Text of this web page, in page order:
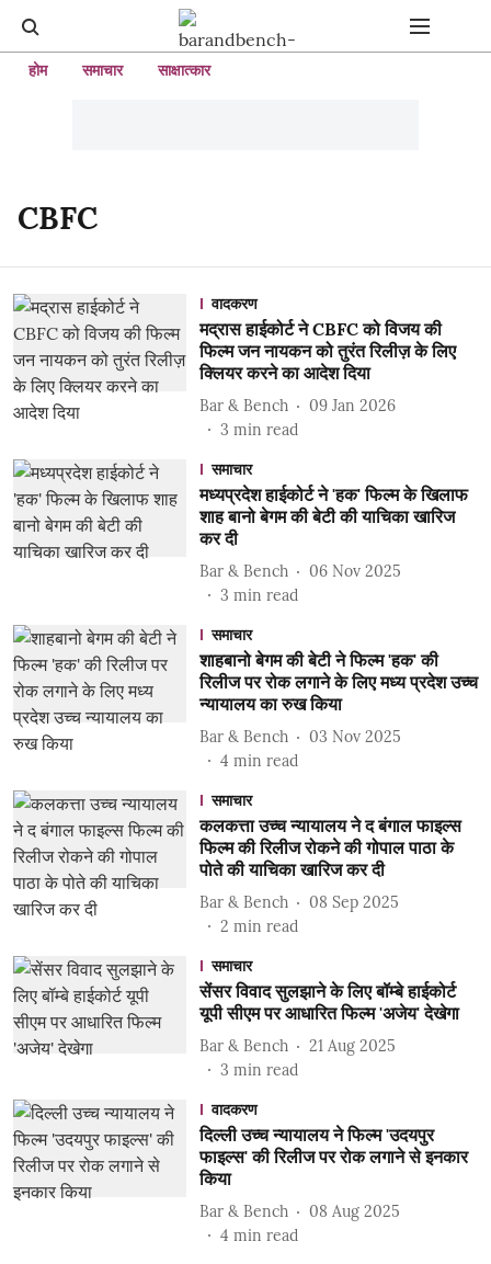
होम समाचार साक्षात्कार
CBFC
वादकरण
मद्रास हाईकोर्ट ने CBFC को विजय की
फिल्म जन नायकन को तुरंत रिलीज़ के लिए
क्लियर करने का आदेश दिया
Bar & Bench
09 Jan 2026
3 min read
समाचार
मध्यप्रदेश हाईकोर्ट ने 'हक' फिल्म के खिलाफ
शाह बानो बेगम की बेटी की याचिका खारिज
कर दी
Bar & Bench
06 Nov 2025
3 min read
समाचार
शाहबानो बेगम की बेटी ने फिल्म 'हक' की
रिलीज पर रोक लगाने के लिए मध्य प्रदेश उच्च
न्यायालय का रुख किया
Bar & Bench
03 Nov 2025
4 min read
समाचार
कलकत्ता उच्च न्यायालय ने द बंगाल फाइल्स
फिल्म की रिलीज रोकने की गोपाल पाठा के
पोते की याचिका खारिज कर दी
Bar & Bench
08 Sep 2025
2 min read
समाचार
सेंसर विवाद सुलझाने के लिए बॉम्बे हाईकोर्ट
यूपी सीएम पर आधारित फिल्म 'अजेय' देखेगा
Bar & Bench
21 Aug 2025
3 min read
वादकरण
दिल्ली उच्च न्यायालय ने फिल्म 'उदयपुर
फाइल्स' की रिलीज पर रोक लगाने से इनकार
किया
Bar & Bench
08 Aug 2025
4 min read